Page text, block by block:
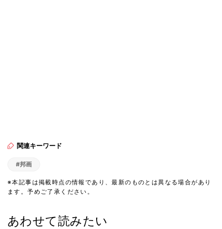
関連キーワード
#邦画
※本記事は掲載時点の情報であり、最新のものとは異なる場合があり
ます。予めご了承ください。
あわせて読みたい